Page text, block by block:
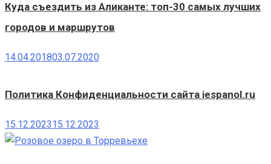
Куда съездить из Аликанте: топ-30 самых лучших
городов и маршрутов
14.04.201803.07.2020
Политика Конфиденциальности сайта iespanol.ru
15.12.202315.12.2023